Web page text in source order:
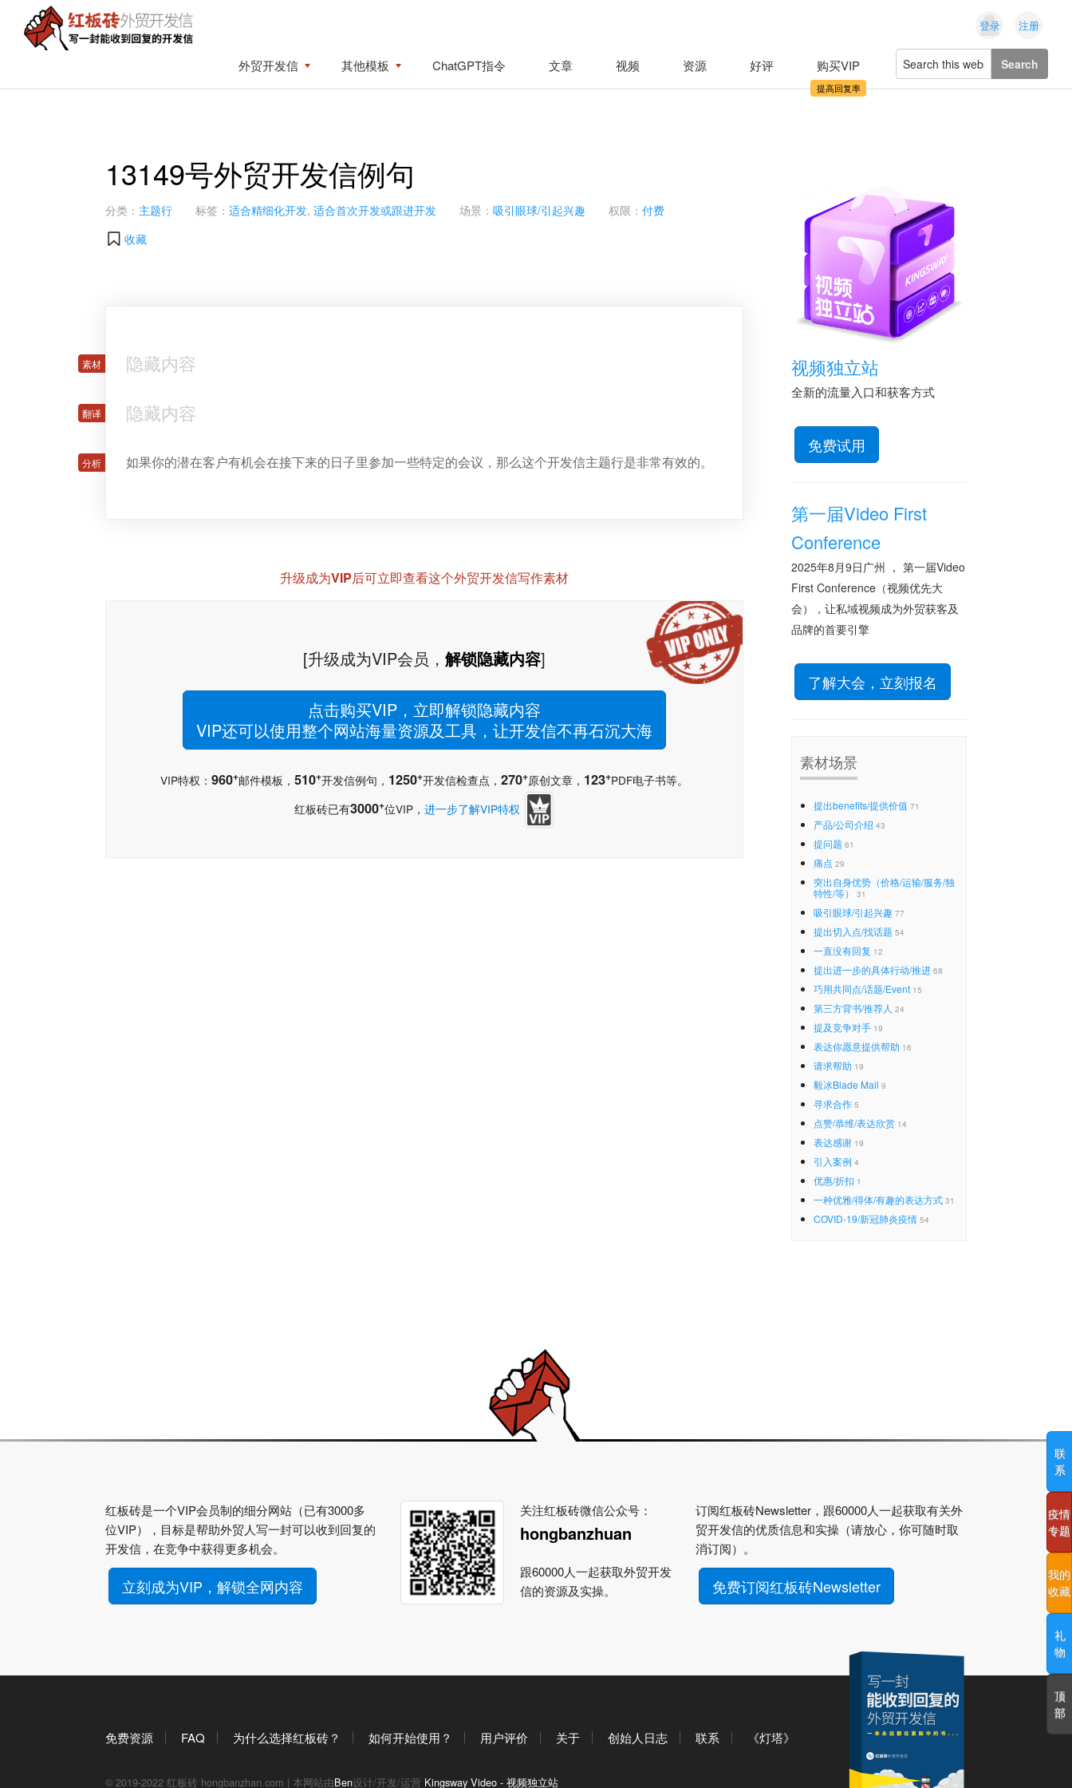
primary
content
砖
登录 注册
外贸开发信 其他模板 ChatGPT指令 文章 视频 资源 好评 购买VIP
Search
this
website
13149号外贸开发信例句
分类： 主题行 标签： 适合精细化开发, 适合首次开发或跟进开发 场景： 吸引眼球/引起兴趣 权限： 付费
收藏
隐藏内容
隐藏内容
如果你的潜在客户有机会在接下来的日子里参加一些特定的会议，那么这个开发信主题行是非常有效的。
升级成为VIP后可立即查看这个外贸开发信写作素材
[升级成为VIP会员， 解锁隐藏内容]
点击购买VIP，立即解锁隐藏内容
VIP还可以使用整个网站海量资源及工具，让开发信不再石沉大海
VIP特权： 960+邮件模板， 510+开发信例句， 1250+开发信检查点， 270+原创文章， 123+PDF电子书等。
红板砖已有3000+位VIP， 进一步了解VIP特权
视频独立站
全新的流量入口和获客方式
免费试用
第一届Video First
Conference
2025年8月9日广州 ， 第一届Video
First Conference（视频优先大
会），让私域视频成为外贸获客及
品牌的首要引擎
了解大会，立刻报名
素材场景
提出benefits/提供价值 71
产品/公司介绍 43
提问题 61
痛点 29
突出自身优势（价格/运输/服务/独
特性/等）
31
吸引眼球/引起兴趣 77
提出切入点/找话题 54
一直没有回复 12
提出进一步的具体行动/推进 68
巧用共同点/话题/Event 15
第三方背书/推荐人 24
提及竞争对手 19
表达你愿意提供帮助 16
请求帮助 19
毅冰Blade Mail 9
寻求合作 5
点赞/恭维/表达欣赏 14
表达感谢 19
引入案例 4
优惠/折扣 1
一种优雅/得体/有趣的表达方式 31
COVID-19/新冠肺炎疫情 54
红板砖是一个VIP会员制的细分网站（已有3000多
位VIP），目标是帮助外贸人写一封可以收到回复的
开发信，在竞争中获得更多机会。
立刻成为VIP，解锁全网内容
关注红板砖微信公众号：
hongbanzhuan
跟60000人一起获取外贸开发
信的资源及实操。
订阅红板砖Newsletter，跟60000人一起获取有关外
贸开发信的优质信息和实操（请放心，你可随时取
消订阅）。
免费订阅红板砖Newsletter
免费资源 FAQ 为什么选择红板砖？ 如何开始使用？ 用户评价 关于 创始人日志 联系 《灯塔》
© 2019-2022 红板砖 hongbanzhan.com | 本网站由Ben设计/开发/运营 Kingsway Video - 视频独立站
联
系
疫情
专题
我的
收藏
礼
物
顶
部